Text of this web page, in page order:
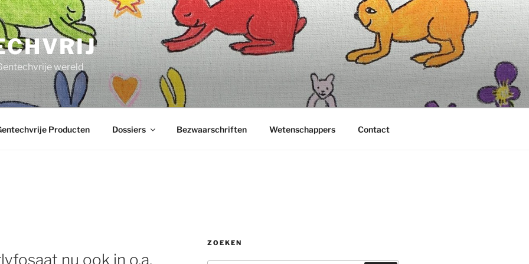
wereld
Producten Dossiers Bezwaarschriften Wetenschappers Contact
nu ook in o.a.
ZOEKEN